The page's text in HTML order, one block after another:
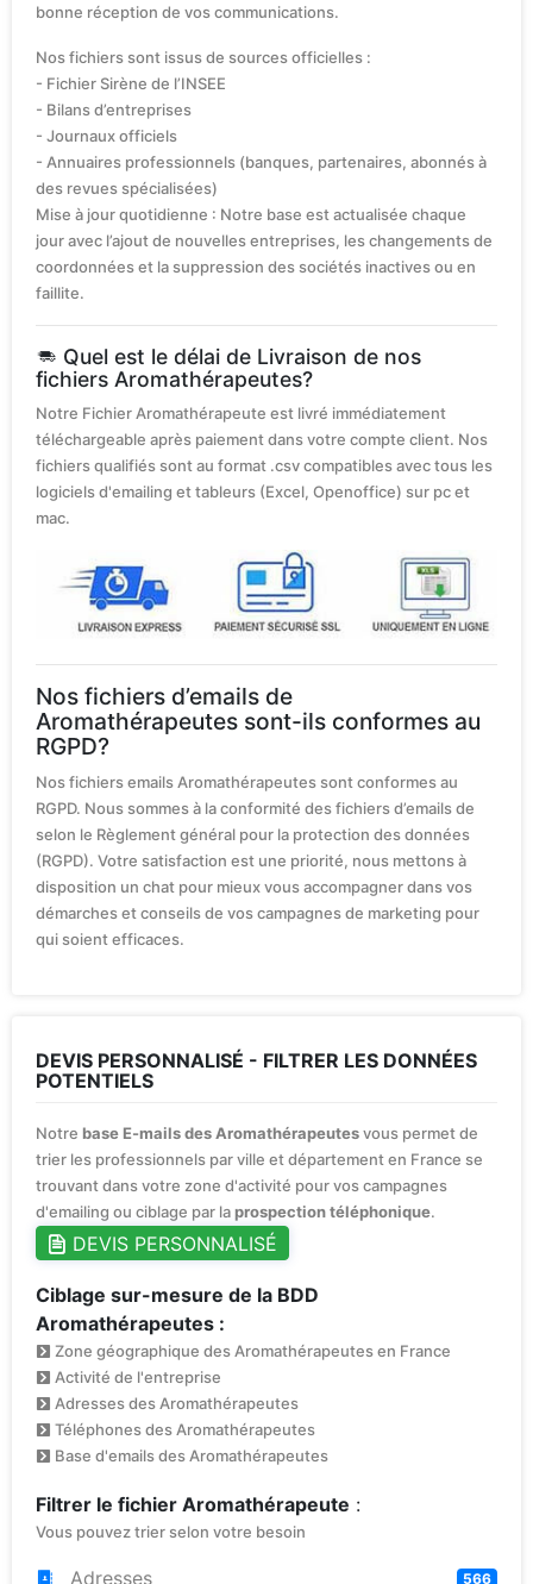
bonne réception de vos communications.
Nos fichiers sont issus de sources officielles :
- Fichier Sirène de l’INSEE
- Bilans d’entreprises
- Journaux officiels
- Annuaires professionnels (banques, partenaires, abonnés à
des revues spécialisées)
Mise à jour quotidienne : Notre base est actualisée chaque
jour avec l’ajout de nouvelles entreprises, les changements de
coordonnées et la suppression des sociétés inactives ou en
faillite.
Quel est le délai de Livraison de nos
fichiers Aromathérapeutes?
Notre Fichier Aromathérapeute est livré immédiatement
téléchargeable après paiement dans votre compte client. Nos
fichiers qualifiés sont au format .csv compatibles avec tous les
logiciels d'emailing et tableurs (Excel, Openoffice) sur pc et
mac.
Nos fichiers d’emails de
Aromathérapeutes sont-ils conformes au
RGPD?
Nos fichiers emails Aromathérapeutes sont conformes au
RGPD. Nous sommes à la conformité des fichiers d’emails de
selon le Règlement général pour la protection des données
(RGPD). Votre satisfaction est une priorité, nous mettons à
disposition un chat pour mieux vous accompagner dans vos
démarches et conseils de vos campagnes de marketing pour
qui soient efficaces.
DEVIS PERSONNALISÉ - FILTRER LES DONNÉES
POTENTIELS
Notre base E-mails des Aromathérapeutesvous permet de
trier les professionnels par ville et département en France se
trouvant dans votre zone d'activité pour vos campagnes
d'emailing ou ciblage par laprospection téléphonique.
DEVIS PERSONNALISÉ
Ciblage sur-mesure de la BDD
Aromathérapeutes :
Zone géographique des Aromathérapeutes en France
Activité de l'entreprise
Adresses des Aromathérapeutes
Téléphones des Aromathérapeutes
Base d'emails des Aromathérapeutes
Filtrer le fichier Aromathérapeute :
Vous pouvez trier selon votre besoin
Adresses 566